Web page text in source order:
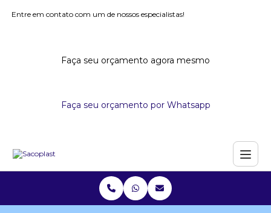
Entre em contato com um de nossos especialistas!
Faça seu orçamento agora mesmo
Faça seu orçamento por Whatsapp